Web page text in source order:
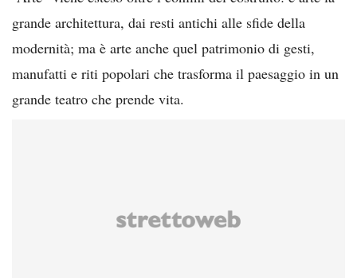
grande architettura, dai resti antichi alle sfide della
modernità; ma è arte anche quel patrimonio di gesti,
manufatti e riti popolari che trasforma il paesaggio in un
grande teatro che prende vita.